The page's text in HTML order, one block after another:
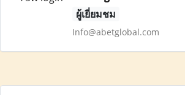
ผู้เยี่ยมชม
Info@abetglobal.com